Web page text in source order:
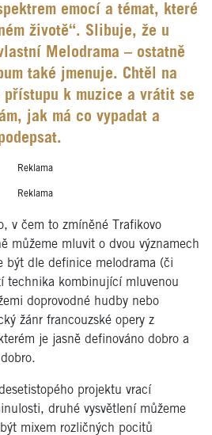
emocí a témat, které
životě“. Slibuje, že u
Melodrama – ostatně
také jmenuje. Chtěl na
přístupu k muzice a vrátit se
jak má co vypadat a
Reklama
Reklama
v čem to zmíněné Trafikovo
můžeme mluvit o dvou významech
být dle definice melodrama (či
technika kombinující mluvenou
doprovodné hudby nebo
žánr francouzské opery z
je jasně definováno dobro a
projektu vrací
druhé vysvětlení můžeme
mixem rozličných pocitů